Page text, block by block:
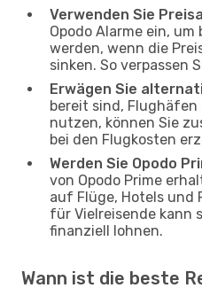
Verwenden Sie
Opodo Alarme ein,
werden, wenn die
sinken. So verpassen
Erwägen Sie
bereit sind, Flughäfen
nutzen, können Sie
bei den Flugkosten
Werden Sie Opodo
von Opodo Prime
auf Flüge, Hotels und
für Vielreisende kann
finanziell lohnen.
Wann ist die beste